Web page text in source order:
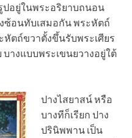
อยู่ในพระอริยาบถนอน
ซ้อนทับเสมอกัน พระหัตถ์
ตถ์ขวาตั้งขึ้นรับพระเศียร
างแบบพระเขนยวางอยู่ใต้
ปางไสยาสน์ หรือ
บางทีก็เรียก ปาง
ปรินิพพาน เป็น